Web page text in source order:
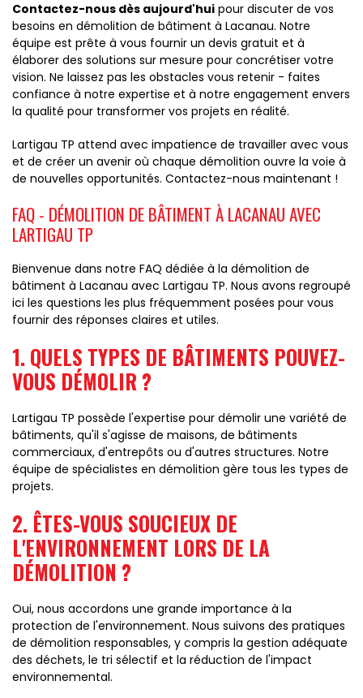
Contactez-nous dès aujourd'hui pour discuter de vos
besoins en démolition de bâtiment à Lacanau. Notre
équipe est prête à vous fournir un devis gratuit et à
élaborer des solutions sur mesure pour concrétiser votre
vision. Ne laissez pas les obstacles vous retenir - faites
confiance à notre expertise et à notre engagement envers
la qualité pour transformer vos projets en réalité.
Lartigau TP attend avec impatience de travailler avec vous
et de créer un avenir où chaque démolition ouvre la voie à
de nouvelles opportunités. Contactez-nous maintenant !
FAQ - DÉMOLITION DE BÂTIMENT À LACANAU AVEC
LARTIGAU TP
Bienvenue dans notre FAQ dédiée à la démolition de
bâtiment à Lacanau avec Lartigau TP. Nous avons regroupé
ici les questions les plus fréquemment posées pour vous
fournir des réponses claires et utiles.
1. QUELS TYPES DE BÂTIMENTS POUVEZ-
VOUS DÉMOLIR ?
Lartigau TP possède l'expertise pour démolir une variété de
bâtiments, qu'il s'agisse de maisons, de bâtiments
commerciaux, d'entrepôts ou d'autres structures. Notre
équipe de spécialistes en démolition gère tous les types de
projets.
2. ÊTES-VOUS SOUCIEUX DE
L'ENVIRONNEMENT LORS DE LA
DÉMOLITION ?
Oui, nous accordons une grande importance à la
protection de l'environnement. Nous suivons des pratiques
de démolition responsables, y compris la gestion adéquate
des déchets, le tri sélectif et la réduction de l'impact
environnemental.